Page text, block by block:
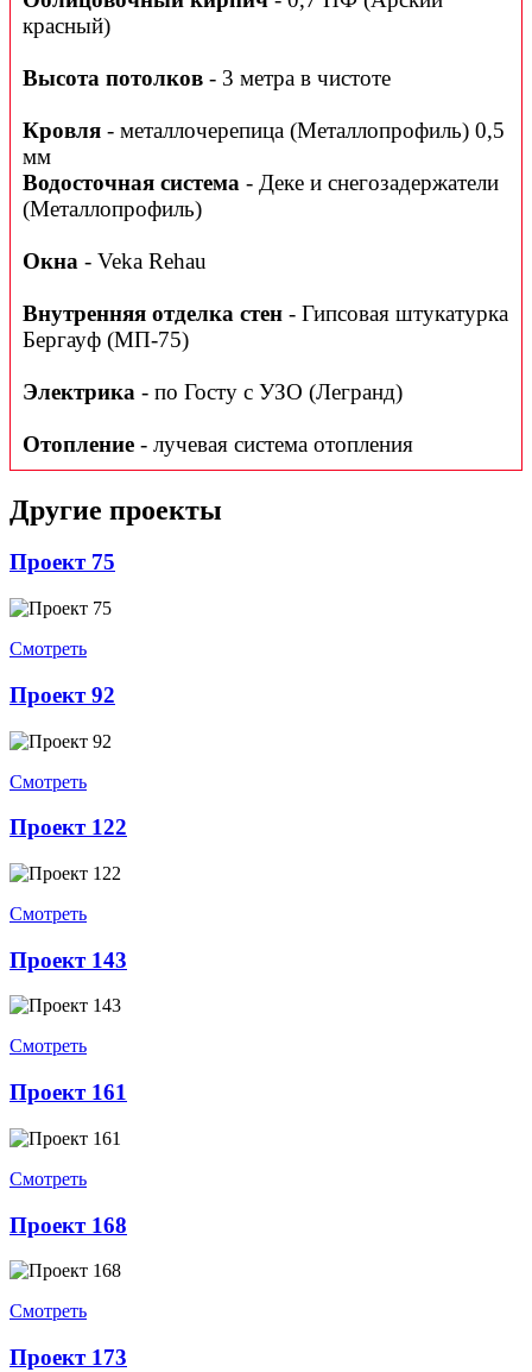
красный)
Высота потолков - 3 метра в чистоте
Кровля - металлочерепица (Металлопрофиль) 0,5
мм
Водосточная система - Деке и снегозадержатели
(Металлопрофиль)
Окна - Veka Rehau
Внутренняя отделка стен - Гипсовая штукатурка
Бергауф (МП-75)
Электрика - по Госту с УЗО (Легранд)
Отопление - лучевая система отопления
Другие проекты
Проект 75
Смотреть
Проект 92
Смотреть
Проект 122
Смотреть
Проект 143
Смотреть
Проект 161
Смотреть
Проект 168
Смотреть
Проект 173